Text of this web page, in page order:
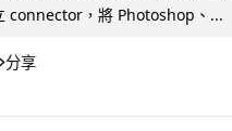
connector，將 Photoshop、...
分享